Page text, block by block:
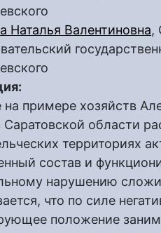
Наталья Валентиновна,
на примере хозяйств
Саратовской области
территориях
состав и
нарушению
что по силе
положение